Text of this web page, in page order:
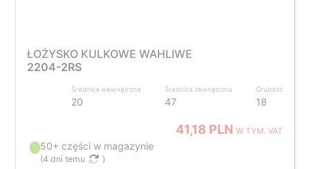
ŁOŻYSKO KULKOWE WAHLIWE
2204-2RS
Średnica wewnętrzna
20
Średnica zewnętrzna
47
Grubość
18
41,18 PLNW TYM. VAT
50+ części w magazynie
(4 dni temu )